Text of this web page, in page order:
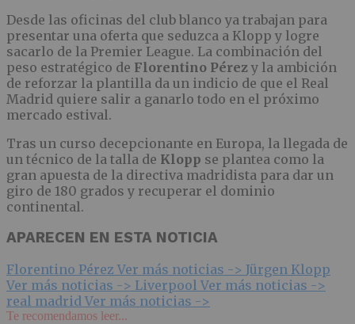
Desde las oficinas del club blanco ya trabajan para
presentar una oferta que seduzca a Klopp y logre
sacarlo de la Premier League. La combinación del
peso estratégico de Florentino Pérez y la ambición
de reforzar la plantilla da un indicio de que el Real
Madrid quiere salir a ganarlo todo en el próximo
mercado estival.
Tras un curso decepcionante en Europa, la llegada de
un técnico de la talla de Klopp se plantea como la
gran apuesta de la directiva madridista para dar un
giro de 180 grados y recuperar el dominio
continental.
APARECEN EN ESTA NOTICIA
Florentino Pérez Ver más noticias -> Jürgen Klopp
Ver más noticias -> Liverpool Ver más noticias ->
real madrid Ver más noticias ->
Te recomendamos leer...